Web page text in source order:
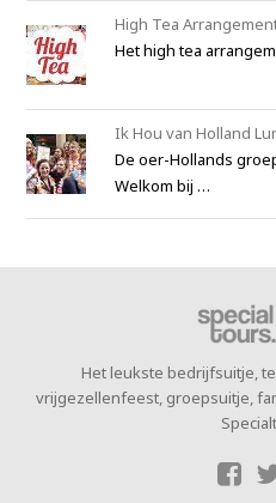
High Tea
Het high tea
Ik Hou van Holland
De oer-Hollands
Welkom bij …
Het leukste bedrijfsuitje,
vrijgezellenfeest, groepsuitje,